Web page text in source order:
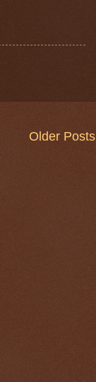
Older Posts